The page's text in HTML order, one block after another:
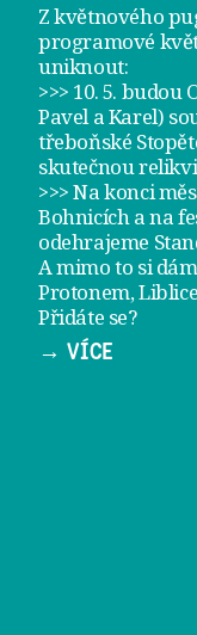
Z květnového
programové
uniknout:
>>> 10. 5. budou
Pavel a Karel)
třeboňské
skutečnou
>>> Na konci
Bohnicích a na
odehrajeme
A mimo to si
Protonem,
Přidáte se?
→ VÍCE